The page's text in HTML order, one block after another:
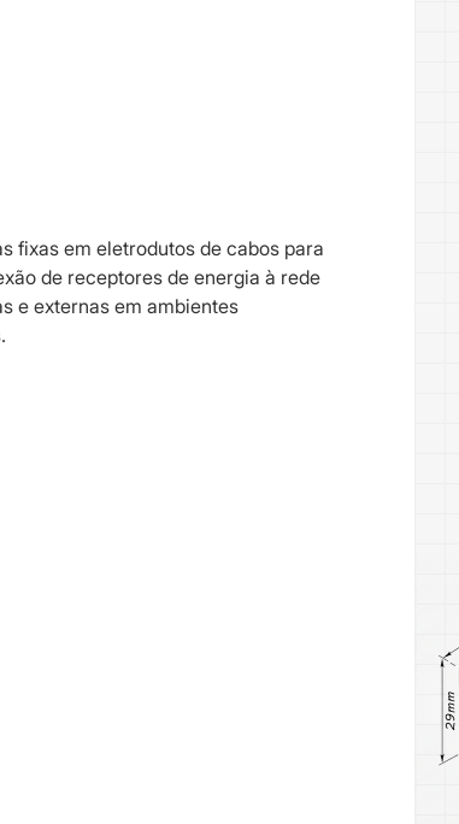
fixas em eletrodutos de cabos para
de receptores de energia à rede
e externas em ambientes